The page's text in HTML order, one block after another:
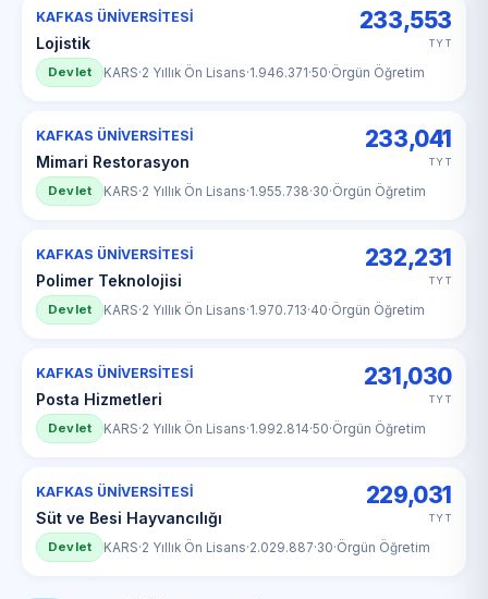
KAFKAS ÜNİVERSİTESİ
Lojistik
233,553
TYT
Devlet KARS·2 Yıllık Ön Lisans·1.946.371·50·Örgün Öğretim
KAFKAS ÜNİVERSİTESİ
Mimari Restorasyon
233,041
TYT
Devlet KARS·2 Yıllık Ön Lisans·1.955.738·30·Örgün Öğretim
KAFKAS ÜNİVERSİTESİ
Polimer Teknolojisi
232,231
TYT
Devlet KARS·2 Yıllık Ön Lisans·1.970.713·40·Örgün Öğretim
KAFKAS ÜNİVERSİTESİ
Posta Hizmetleri
231,030
TYT
Devlet KARS·2 Yıllık Ön Lisans·1.992.814·50·Örgün Öğretim
KAFKAS ÜNİVERSİTESİ
Süt ve Besi Hayvancılığı
229,031
TYT
Devlet KARS·2 Yıllık Ön Lisans·2.029.887·30·Örgün Öğretim